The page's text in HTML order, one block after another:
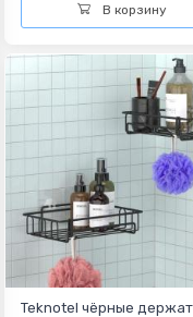
В корзину
Teknotel чёрные